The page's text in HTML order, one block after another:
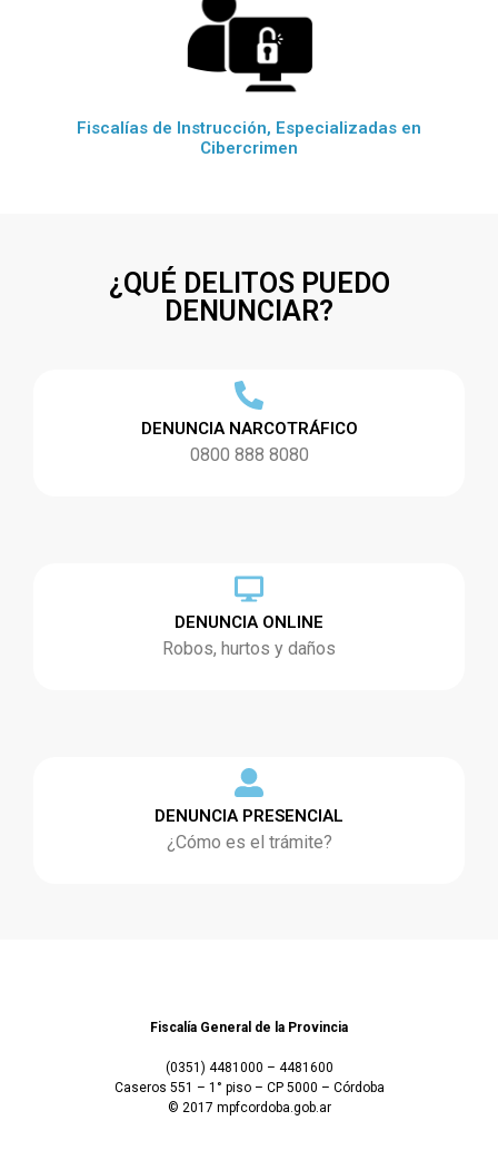
Fiscalías de Instrucción, Especializadas en
Cibercrimen
¿QUÉ DELITOS PUEDO
DENUNCIAR?
DENUNCIA NARCOTRÁFICO
0800 888 8080
DENUNCIA ONLINE
Robos, hurtos y daños
DENUNCIA PRESENCIAL
¿Cómo es el trámite?
Fiscalía General de la Provincia
(0351) 4481000 – 4481600
Caseros 551 – 1° piso – CP 5000 – Córdoba
© 2017 mpfcordoba.gob.ar